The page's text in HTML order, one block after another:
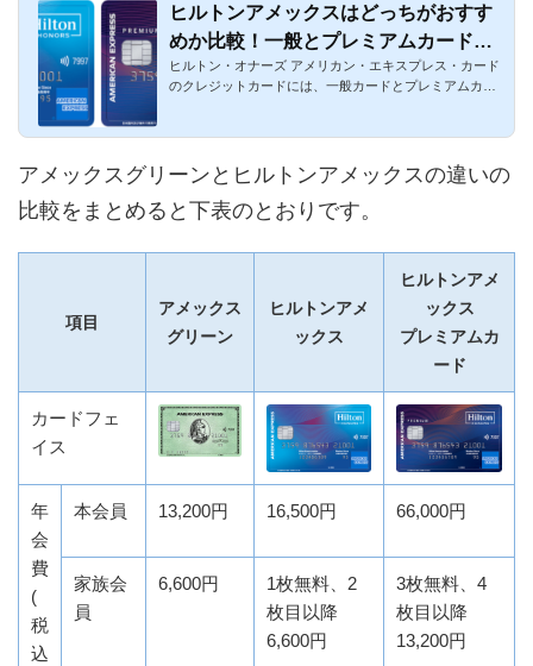
ヒルトンアメックスはどっちがおすす
めか比較！一般とプレミアムカードの
違いを解剖
ヒルトン・オナーズ アメリカン・エキスプレス・カード
のクレジットカードには、一般カードとプレミアムカー
アメックスグリーンとヒルトンアメックスの違いの
比較をまとめると下表のとおりです。
項目
アメックス
グリーン
ヒルトンアメ
ックス
ヒルトンアメ
ックス
プレミアムカ
ード
カードフェ
イス
年
会
費
(
税
込
本会員 13,200円 16,500円 66,000円
家族会
員
6,600円
1枚無料、2
枚目以降
6,600円
3枚無料、4
枚目以降
13,200円